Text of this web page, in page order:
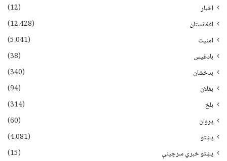
اخبار
(12)
افغانستان
(12،428)
امنیت
(5،041)
بادغیس
(38)
بدخشان
(340)
بغلان
(94)
بلخ
(314)
پروان
(60)
پښتو
(4،081)
پښتو خبري سرچينې
(15)